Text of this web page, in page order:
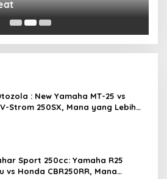
: New Yamaha MT-25 vs
Strom 250SX, Mana yang Lebih
Sport 250cc: Yamaha R25
vs Honda CBR250RR, Mana